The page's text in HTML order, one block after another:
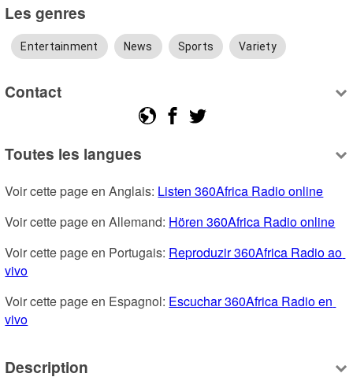
Les genres
Entertainment News Sports Variety
Contact
Toutes les langues
Voir cette page en Anglais: Listen 360Africa Radio online
Voir cette page en Allemand: Hören 360Africa Radio online
Voir cette page en Portugais: Reproduzir 360Africa Radio ao
vivo
Voir cette page en Espagnol: Escuchar 360Africa Radio en
vivo
Description